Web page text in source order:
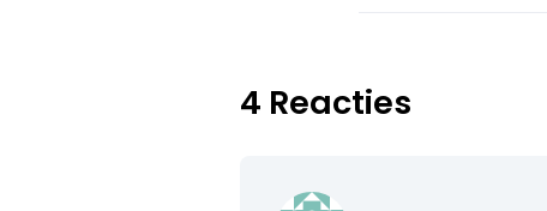
4 Reacties